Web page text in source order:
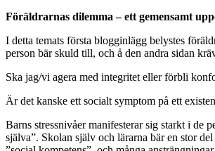
Föräldrarnas dilemma – ett gemensamt
I detta temats första blogginlägg belystes
person bär skuld till, och å den andra sidan
Ska jag/vi agera med integritet eller förbli
Är det kanske ett socialt symptom på ett
Barns stressnivåer manifesterar sig starkt i de
själva”. Skolan själv och lärarna bär en stor